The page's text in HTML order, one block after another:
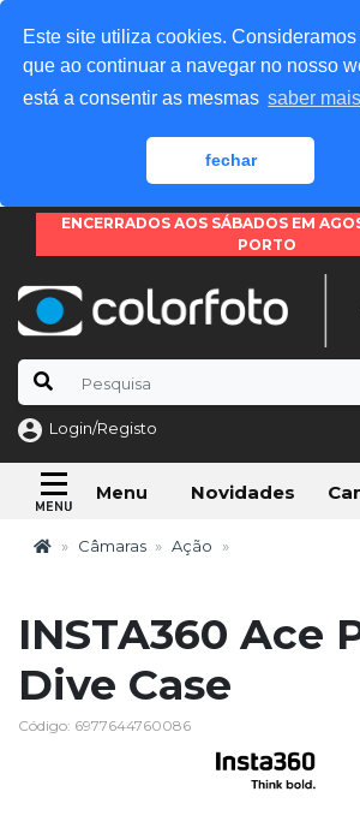
Este site utiliza cookies. Consideramos
que ao continuar a navegar no nosso
está a consentir as mesmas saber mais
fechar
ENCERRADOS AOS SÁBADOS EM
PORTO
Login/Registo
Menu Novidades
Câmaras Ação
INSTA360 Ace
Dive Case
Código: 6977644760086